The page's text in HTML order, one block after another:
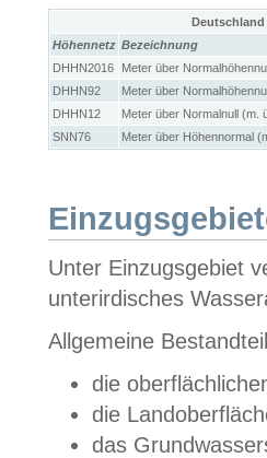
Höhennetz Bezeichnung
DHHN2016
Meter über
DHHN92
Meter über
DHHN12
Meter über Normalnull (m.
SNN76
Meter über Höhennormal
Unter Einzugsgebiet
unterirdisches
Allgemeine
die
die
das